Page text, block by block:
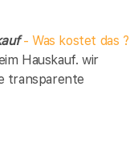
- Was kostet das ?
Hauskauf. wir
transparente